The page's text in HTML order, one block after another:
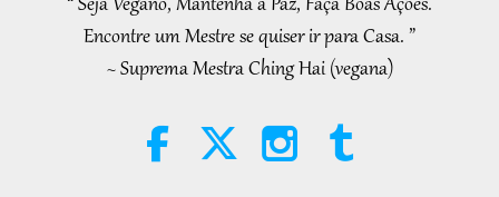
32:19
Previsões Antigas sobre o Nosso
2026-08-09
“ Seja Vegano, Mantenha a Paz, Faça Boas Ações.
Encontre um Mestre se quiser ir para Casa. ”
~ Suprema Mestra Ching Hai (vegana)